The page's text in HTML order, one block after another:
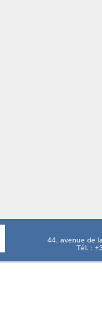
44, avenue de
Tél. :